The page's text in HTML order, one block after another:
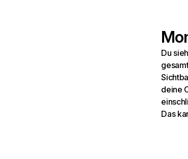
Du
deine
Das